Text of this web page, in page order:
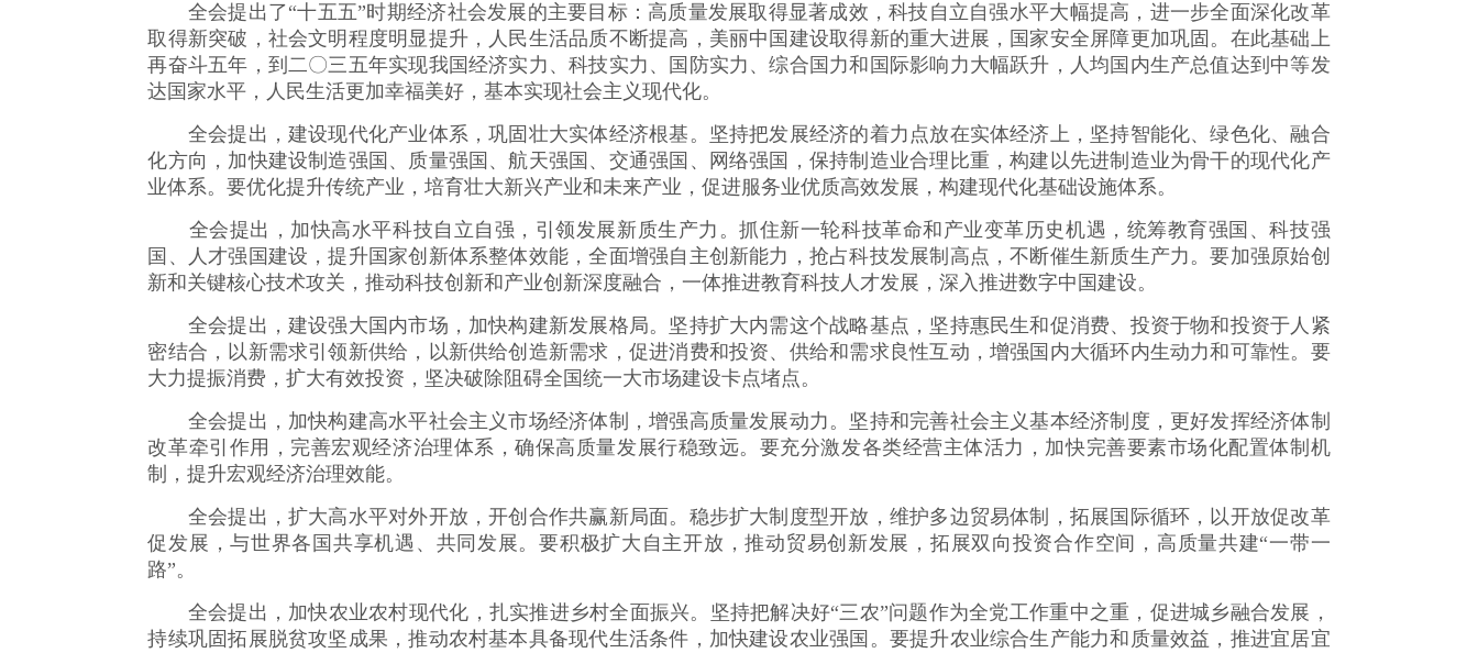
全会提出了“十五五”时期经济社会发展的主要目标：高质量发展取得显著成效，科技自立自强水平大幅提高，进一步全面深化改革
取得新突破，社会文明程度明显提升，人民生活品质不断提高，美丽中国建设取得新的重大进展，国家安全屏障更加巩固。在此基础上
再奋斗五年，到二〇三五年实现我国经济实力、科技实力、国防实力、综合国力和国际影响力大幅跃升，人均国内生产总值达到中等发
达国家水平，人民生活更加幸福美好，基本实现社会主义现代化。
全会提出，建设现代化产业体系，巩固壮大实体经济根基。坚持把发展经济的着力点放在实体经济上，坚持智能化、绿色化、融合
化方向，加快建设制造强国、质量强国、航天强国、交通强国、网络强国，保持制造业合理比重，构建以先进制造业为骨干的现代化产
业体系。要优化提升传统产业，培育壮大新兴产业和未来产业，促进服务业优质高效发展，构建现代化基础设施体系。
全会提出，加快高水平科技自立自强，引领发展新质生产力。抓住新一轮科技革命和产业变革历史机遇，统筹教育强国、科技强
国、人才强国建设，提升国家创新体系整体效能，全面增强自主创新能力，抢占科技发展制高点，不断催生新质生产力。要加强原始创
新和关键核心技术攻关，推动科技创新和产业创新深度融合，一体推进教育科技人才发展，深入推进数字中国建设。
全会提出，建设强大国内市场，加快构建新发展格局。坚持扩大内需这个战略基点，坚持惠民生和促消费、投资于物和投资于人紧
密结合，以新需求引领新供给，以新供给创造新需求，促进消费和投资、供给和需求良性互动，增强国内大循环内生动力和可靠性。要
大力提振消费，扩大有效投资，坚决破除阻碍全国统一大市场建设卡点堵点。
全会提出，加快构建高水平社会主义市场经济体制，增强高质量发展动力。坚持和完善社会主义基本经济制度，更好发挥经济体制
改革牵引作用，完善宏观经济治理体系，确保高质量发展行稳致远。要充分激发各类经营主体活力，加快完善要素市场化配置体制机
制，提升宏观经济治理效能。
全会提出，扩大高水平对外开放，开创合作共赢新局面。稳步扩大制度型开放，维护多边贸易体制，拓展国际循环，以开放促改革
促发展，与世界各国共享机遇、共同发展。要积极扩大自主开放，推动贸易创新发展，拓展双向投资合作空间，高质量共建“一带一
路”。
全会提出，加快农业农村现代化，扎实推进乡村全面振兴。坚持把解决好“三农”问题作为全党工作重中之重，促进城乡融合发展，
持续巩固拓展脱贫攻坚成果，推动农村基本具备现代生活条件，加快建设农业强国。要提升农业综合生产能力和质量效益，推进宜居宜